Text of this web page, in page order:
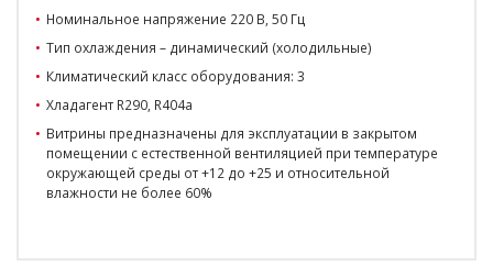
Номинальное напряжение 220 В, 50 Гц
Тип охлаждения – динамический (холодильные)
Климатический класс оборудования: 3
Хладагент R290, R404a
Витрины предназначены для эксплуатации в закрытом
помещении с естественной вентиляцией при температуре
окружающей среды от +12 до +25 и относительной
влажности не более 60%